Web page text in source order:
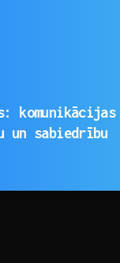
un sabiedrību